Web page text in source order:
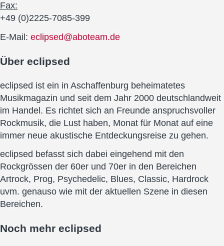
Fax:
+49 (0)2225-7085-399
E-Mail: eclipsed@aboteam.de
Über eclipsed
eclipsed ist ein in Aschaffenburg beheimatetes
Musikmagazin und seit dem Jahr 2000 deutschlandweit
im Handel. Es richtet sich an Freunde anspruchsvoller
Rockmusik, die Lust haben, Monat für Monat auf eine
immer neue akustische Entdeckungsreise zu gehen.
eclipsed befasst sich dabei eingehend mit den
Rockgrössen der 60er und 70er in den Bereichen
Artrock, Prog, Psychedelic, Blues, Classic, Hardrock
uvm. genauso wie mit der aktuellen Szene in diesen
Bereichen.
Noch mehr eclipsed